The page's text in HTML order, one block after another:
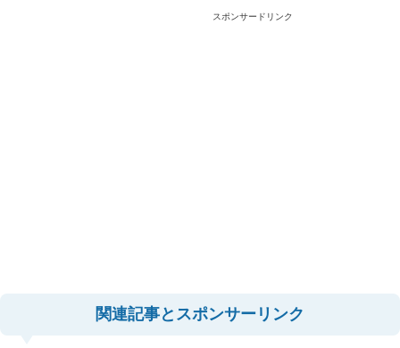
スポンサードリンク
関連記事とスポンサーリンク